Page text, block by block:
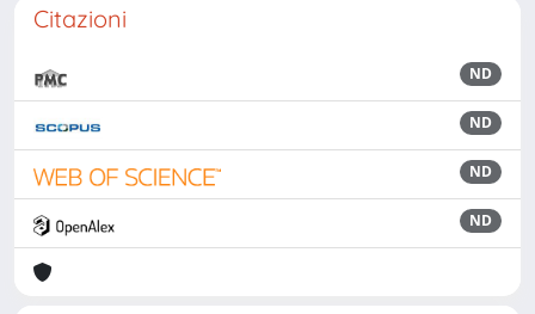
Citazioni
ND
ND
ND
ND